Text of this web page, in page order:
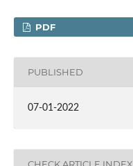
PDF
PUBLISHED
07-01-2022